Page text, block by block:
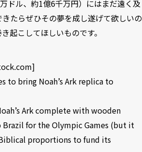
ドル、約1億6千万円）にはまだ遠く及
たらぜひその夢を成し遂げて欲しいの
起こしてほしいものです。
]
to bring Noah’s Ark replica to
Ark complete with wooden
Brazil for the Olympic Games (but it
proportions to fund its